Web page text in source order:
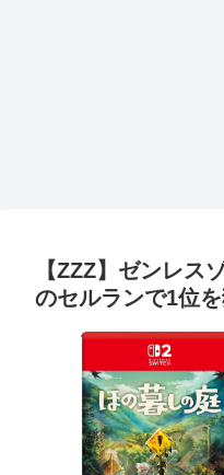
【ZZZ】ゼンレス
のセルランで1位を